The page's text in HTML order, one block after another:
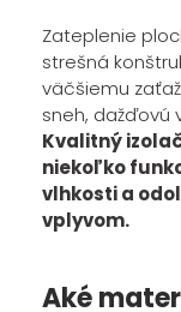
Zateplenie
strešná
väčšiemu
sneh, dažďovú
Kvalitný
niekoľko
vlhkosti a
vplyvom.
Aké